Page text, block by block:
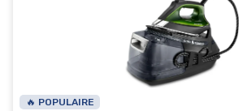
🔥 POPULAIRE